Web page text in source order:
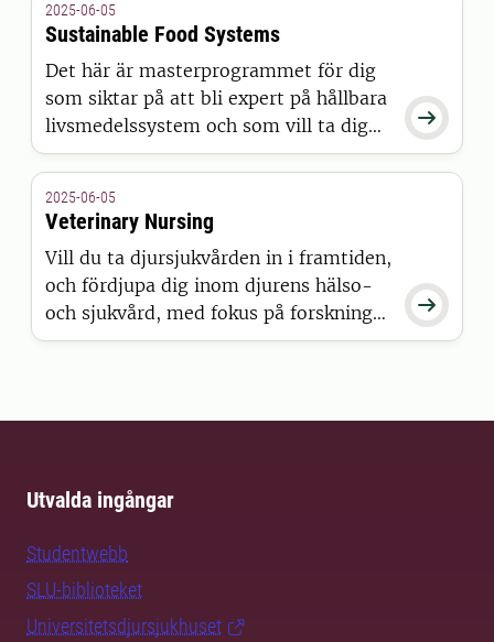

2025-06-05
Sustainable Food Systems
Det här är masterprogrammet för dig
som siktar på att bli expert på hållbara
livsmedelssystem och som vill ta dig
an utmaningar i hela livsmedelskedjan.

2025-06-05
Veterinary Nursing
Vill du ta djursjukvården in i framtiden,
och fördjupa dig inom djurens hälso-
och sjukvård, med fokus på forskning
och utveckling?
Utvalda ingångar
Studentwebb
SLU-biblioteket
Universitetsdjursjukhuset